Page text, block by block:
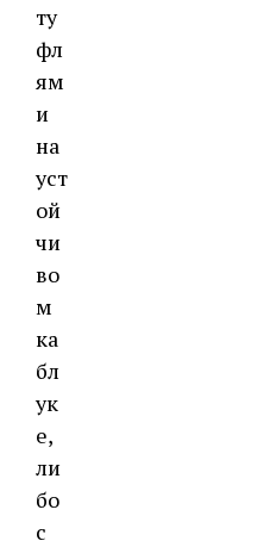
ту
фл
ям
и
на
уст
ой
чи
во
м
ка
бл
ук
е,
ли
бо
с